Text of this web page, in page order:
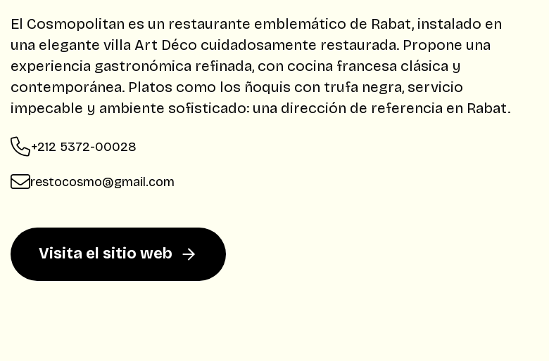
El Cosmopolitan es un restaurante emblemático de Rabat, instalado en
una elegante villa Art Déco cuidadosamente restaurada. Propone una
experiencia gastronómica refinada, con cocina francesa clásica y
contemporánea. Platos como los ñoquis con trufa negra, servicio
impecable y ambiente sofisticado: una dirección de referencia en Rabat.
+212 5372-00028
restocosmo@gmail.com
Visita el sitio web